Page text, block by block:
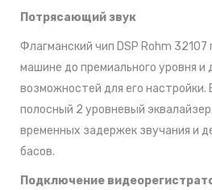
Потрясающий звук
Флагманский чип DSP Rohm
машине до премиального уровня и
возможностей для его настройки.
полосный 2 уровневый
временных задержек звучания и
басов.
Подключение